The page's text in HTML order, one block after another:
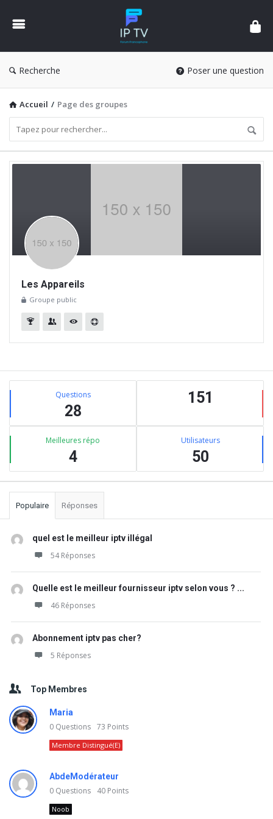
Forum
IPTV
France
Recherche Poser une question
Accueil / Page des groupes
Les Appareils
Groupe public
Barre
latérale
Stats Questions
28
151
Meilleures répo
4
Utilisateurs
50
Populaire Réponses
quel est le meilleur iptv illégal
54 Réponses
Quelle est le meilleur fournisseur iptv selon vous ? ...
46 Réponses
Abonnement iptv pas cher?
5 Réponses
Top Membres
Maria
0 Questions 73 Points
Membre Distingué(e)
AbdeModérateur
0 Questions 40 Points
Noob